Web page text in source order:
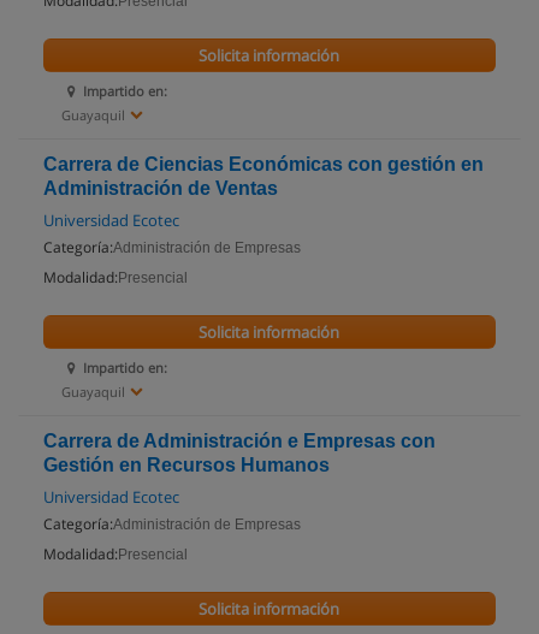
Impartido en:
Guayaquil
Solicita información
Carrera de Ciencias Económicas con gestión en
Administración de Ventas
Universidad Ecotec
Categoría:Administración de Empresas
Modalidad: Presencial
Impartido en:
Guayaquil
Solicita información
Carrera de Administración e Empresas con
Gestión en Recursos Humanos
Universidad Ecotec
Categoría:Administración de Empresas
Modalidad: Presencial
Solicita información